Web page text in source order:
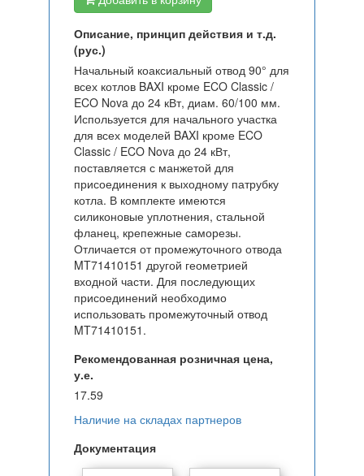
Описание, принцип действия и т.д.
(рус.)
Начальный коаксиальный отвод 90° для
всех котлов BAXI кроме ECO Classic /
ECO Nova до 24 кВт, диам. 60/100 мм.
Используется для начального участка
для всех моделей BAXI кроме ECO
Classic / ECO Nova до 24 кВт,
поставляется с манжетой для
присоединения к выходному патрубку
котла. В комплекте имеются
силиконовые уплотнения, стальной
фланец, крепежные саморезы.
Отличается от промежуточного отвода
MT71410151 другой геометрией
входной части. Для последующих
присоединений необходимо
использовать промежуточный отвод
MT71410151.
Рекомендованная розничная цена,
у.е.
17.59
Наличие на складах партнеров
Документация